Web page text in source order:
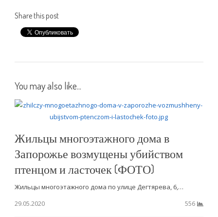
Share this post
You may also like...
Жильцы многоэтажного дома в
Запорожье возмущены убийством
птенцом и ласточек (ФОТО)
Жильцы многоэтажного дома по улице Дегтярева, 6,…
29.05.2020
556